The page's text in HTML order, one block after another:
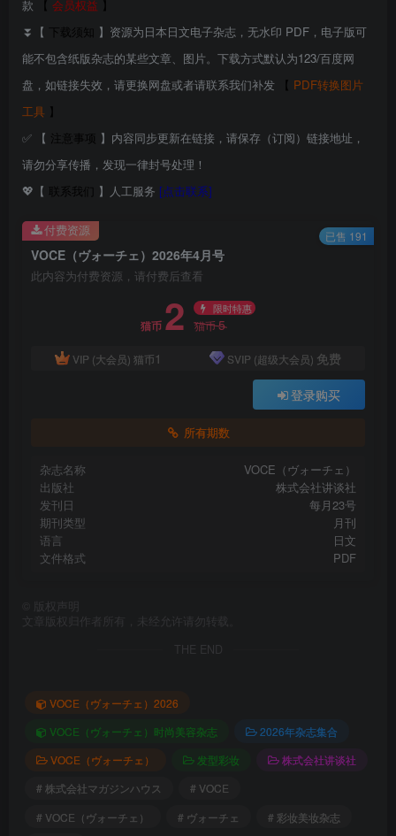
款 会员权益
⏬【
下载须知
】资源为日本日文电子杂志，无水印 PDF，电子版可
能不包含纸版杂志的某些文章、图片。下载方式默认为123/百度网
盘，如链接失效，请更换网盘或者请联系我们补发
【 PDF转换图片
工具 】
✅ 【 注意事项 】内容同步更新在链接，请保存（订阅）链接地址，
请勿分享传播，发现一律封号处理！
💖【 联系我们 】人工服务 [点击联系]
VOCE（ヴォーチェ）2026年4月号
此内容为付费资源，请付费后查看
猫币 2 限时特惠
猫币5
VIP (大会员) 猫币1 SVIP (超级大会员) 免费
登录购买
所有期数
杂志名称
VOCE（ヴォーチェ）
出版社
株式会社讲谈社
发刊日
每月23号
期刊类型
月刊
语言
日文
文件格式
PDF
付费资源 已售 191
版权声明
文章版权归作者所有，未经允许请勿转载。
THE END
VOCE（ヴォーチェ）2026
VOCE（ヴォーチェ）时尚美容杂志
2026年杂志集合
VOCE（ヴォーチェ）
发型彩妆
株式会社讲谈社
# 株式会社マガジンハウス
# VOCE
# VOCE（ヴォーチェ）
# ヴォーチェ
# 彩妆美妆杂志